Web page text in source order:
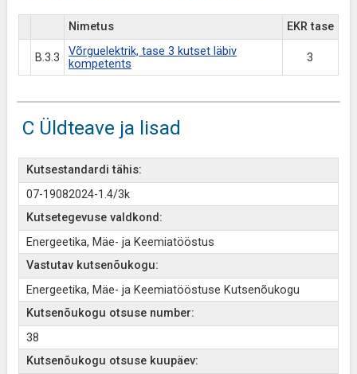
Nimetus EKR tase
B.3.3
Võrguelektrik, tase 3 kutset läbiv
kompetents
3
C Üldteave ja lisad
Kutsestandardi tähis:
07-19082024-1.4/3k
Kutsetegevuse valdkond:
Energeetika, Mäe- ja Keemiatööstus
Vastutav kutsenõukogu:
Energeetika, Mäe- ja Keemiatööstuse Kutsenõukogu
Kutsenõukogu otsuse number:
38
Kutsenõukogu otsuse kuupäev: